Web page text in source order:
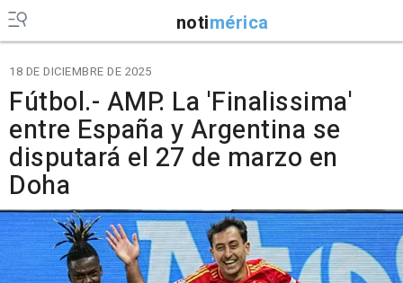
notimérica
18 DE DICIEMBRE DE 2025
Fútbol.- AMP. La 'Finalissima'
entre España y Argentina se
disputará el 27 de marzo en
Doha